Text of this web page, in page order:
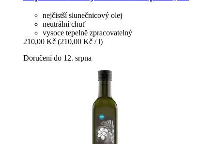
nejčistší slunečnicový olej
neutrální chuť
vysoce tepelně zpracovatelný
210,00 Kč (210,00 Kč / l)
Doručení do 12. srpna